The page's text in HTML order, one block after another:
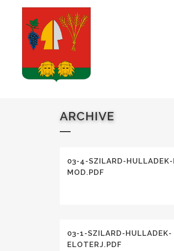
ARCHIVE
03-4-SZILARD-HULLADEK-
MOD.PDF
03-1-SZILARD-HULLADEK-
ELOTERJ.PDF